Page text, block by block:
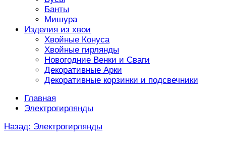
Банты
Мишура
Изделия из хвои
Хвойные Конуса
Хвойные гирлянды
Новогодние Венки и Сваги
Декоративные Арки
Декоративные корзинки и подсвечники
Главная
Электрогирлянды
Назад: Электрогирлянды